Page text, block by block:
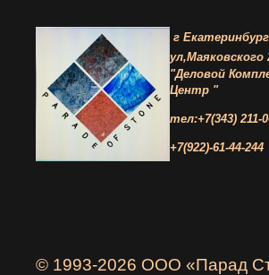
г Екатеринбург
ул,Маяковского
"Деловой
Центр "
тел:+7(343) 211-
+7(922)-61-44-244
© 1993-2026 ООО «Парад